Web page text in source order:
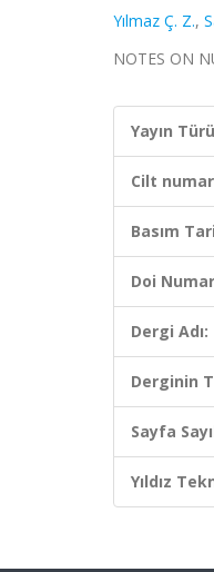
Yılmaz Ç. Z.,
NOTES ON
Yayın
Cilt
Basım
Doi
Dergi Adı:
Derginin
Sayfa
Yıldız